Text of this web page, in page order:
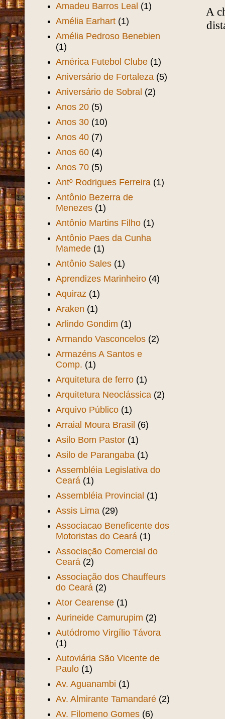
A
Amadeu Barros Leal (1)
Amélia Earhart (1)
Amélia Pedroso Benebien
(1)
América Futebol Clube (1)
Aniversário de Fortaleza (5)
Aniversário de Sobral (2)
Anos 20 (5)
Anos 30 (10)
Anos 40 (7)
Anos 60 (4)
Anos 70 (5)
Antº Rodrigues Ferreira (1)
Antônio Bezerra de
Menezes (1)
Antônio Martins Filho (1)
Antônio Paes da Cunha
Mamede (1)
Antônio Sales (1)
Aprendizes Marinheiro (4)
Aquiraz (1)
Araken (1)
Arlindo Gondim (1)
Armando Vasconcelos (2)
Armazéns A Santos e
Comp. (1)
Arquitetura de ferro (1)
Arquitetura Neoclássica (2)
Arquivo Público (1)
Arraial Moura Brasil (6)
Asilo Bom Pastor (1)
Asilo de Parangaba (1)
Assembléia Legislativa do
Ceará (1)
Assembléia Provincial (1)
Assis Lima (29)
Associacao Beneficente dos
Motoristas do Ceará (1)
Associação Comercial do
Ceará (2)
Associação dos Chauffeurs
do Ceará (2)
Ator Cearense (1)
Aurineide Camurupim (2)
Autódromo Virgílio Távora
(1)
Autoviária São Vicente de
Paulo (1)
Av. Aguanambi (1)
Av. Almirante Tamandaré (2)
Av. Filomeno Gomes (6)